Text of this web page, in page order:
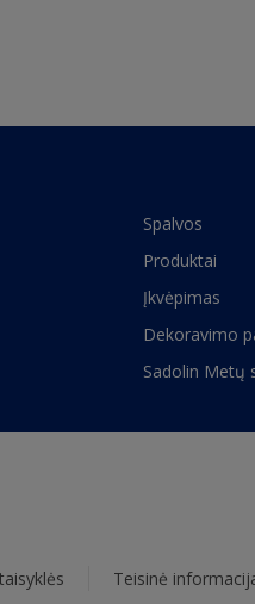
Spalvos
Produktai
Įkvėpimas
Dekoravimo
Sadolin Metų
Teisinė